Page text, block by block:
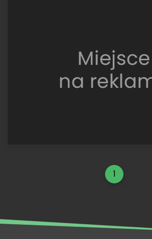
Carlo
1977,
Jerzy
Landsberg
1